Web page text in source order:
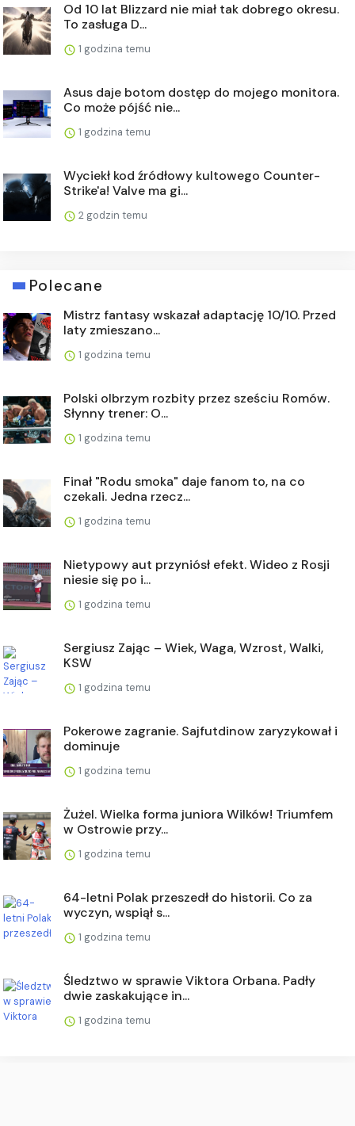
Od 10 lat Blizzard nie miał tak dobrego okresu.
To zasługa D...
1 godzina temu
Asus daje botom dostęp do mojego monitora.
Co może pójść nie...
1 godzina temu
Wyciekł kod źródłowy kultowego Counter-
Strike'a! Valve ma gi...
2 godzin temu
Polecane
Mistrz fantasy wskazał adaptację 10/10. Przed
laty zmieszano...
1 godzina temu
Polski olbrzym rozbity przez sześciu Romów.
Słynny trener: O...
1 godzina temu
Finał "Rodu smoka" daje fanom to, na co
czekali. Jedna rzecz...
1 godzina temu
Nietypowy aut przyniósł efekt. Wideo z Rosji
niesie się po i...
1 godzina temu
Sergiusz Zając – Wiek, Waga, Wzrost, Walki,
KSW
1 godzina temu
Pokerowe zagranie. Sajfutdinow zaryzykował i
dominuje
1 godzina temu
Żużel. Wielka forma juniora Wilków! Triumfem
w Ostrowie przy...
1 godzina temu
64-letni Polak przeszedł do historii. Co za
wyczyn, wspiął s...
1 godzina temu
Śledztwo w sprawie Viktora Orbana. Padły
dwie zaskakujące in...
1 godzina temu